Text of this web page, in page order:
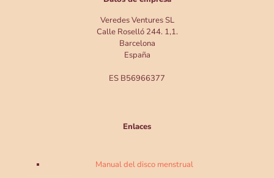
Veredes Ventures SL
Calle Roselló 244. 1,1.
Barcelona
España
ES B56966377
Enlaces
Manual del disco menstrual